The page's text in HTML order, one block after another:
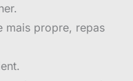
mais propre, repas